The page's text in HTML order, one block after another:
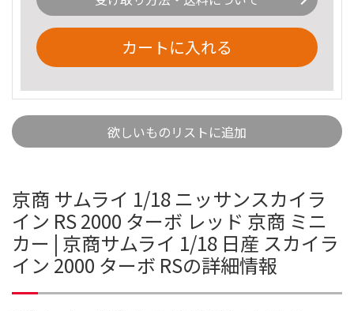
カートに入れる
欲しいものリストに追加
京商 サムライ 1/18 ニッサンスカイラ
イン RS 2000 ターボ レッド 京商 ミニ
カー | 京商サムライ 1/18 日産 スカイラ
イン 2000 ターボ RSの詳細情報